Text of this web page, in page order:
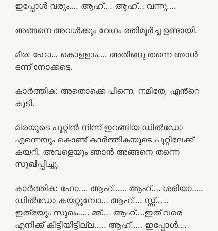
ഇപ്പോൾ വരും…. ആഹ്…. ആഹ്… വന്നു….
അങ്ങനെ അവൾക്കും വേഗം രതിമൂർച്ച ഉണ്ടായി.
മീര: ഹോ… കൊളളാം…. അതിങ്ങു തന്നെ ഞാൻ
ഒന്ന് നോക്കട്ടെ.
കാർത്തിക: അതൊക്കെ പിന്നെ. നമിതേ, എൻ്റെ
കൂടി.
മീരയുടെ പൂറ്റിൽ നിന്ന് ഇറങ്ങിയ ഡിൽഡോ
എന്നെയും കൊണ്ട് കാർത്തികയുടെ പൂറ്റിലേക്ക്
കയറി. അവളെയും ഞാൻ അങ്ങനെ തന്നെ
സുഖിപ്പിച്ചു.
കാർത്തിക: ഹോ…. ആഹ്…… ആഹ്…. ശരിയാ…..
ഡിൽഡോ കയറ്റുമ്പോ… ആഹ്…. സ്സ്‌……
ഇത്രയും സുഖം….. മ്മ്…. ആഹ്….ഇത് വരെ
എനിക്ക് കിട്ടിയിട്ടില്ല….. ആഹ്….. ഇപ്പോൾ….